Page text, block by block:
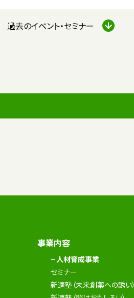
過去のイベント・セミナー
事業内容
− 人材育成事業
セミナー
新適塾（未来創薬への誘い）